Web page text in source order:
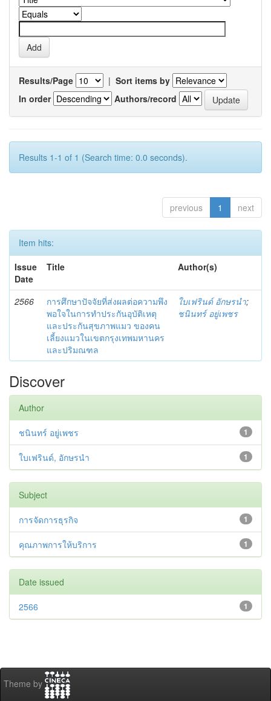
Results/Page | Sort items by
In order
Authors/record
Results 1-1 of 1 (Search time: 0.0 seconds).
previous 1 next
Item hits:
Issue
Date
Title Author(s)
2566
การศึกษาปัจจัยที่ส่งผลต่อความพึง
พอใจในการทำประกันอุบัติเหตุ
และประกันสุขภาพแมว ของคน
เลี้ยงแมวในเขตกรุงเทพมหานคร
และปริมณฑล
ใบเฟรินด์ อักษรนำ;
ชนินทร์ อยู่เพชร
Discover
Author
1
ชนินทร์ อยู่เพชร
1
ใบเฟรินด์, อักษรนำ
Subject
1
การจัดการธุรกิจ
1
คุณภาพการให้บริการ
Date issued
1
2566
Theme by